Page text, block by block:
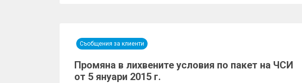
Съобщения за клиенти
Промяна в лихвените условия по пакет на ЧСИ
от 5 януари 2015 г.